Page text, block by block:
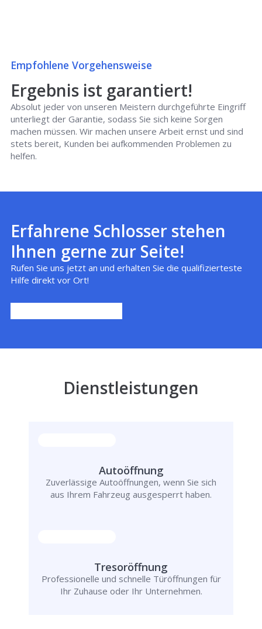
Empfohlene Vorgehensweise
Ergebnis ist garantiert!
Absolut jeder von unseren Meistern durchgeführte Eingriff
unterliegt der Garantie, sodass Sie sich keine Sorgen
machen müssen. Wir machen unsere Arbeit ernst und sind
stets bereit, Kunden bei aufkommenden Problemen zu
helfen.
Erfahrene Schlosser stehen
Ihnen gerne zur Seite!
Rufen Sie uns jetzt an und erhalten Sie die qualifizierteste
Hilfe direkt vor Ort!
Dienstleistungen
Autoöffnung
Zuverlässige Autoöffnungen, wenn Sie sich
aus Ihrem Fahrzeug ausgesperrt haben.
Tresoröffnung
Professionelle und schnelle Türöffnungen für
Ihr Zuhause oder Ihr Unternehmen.